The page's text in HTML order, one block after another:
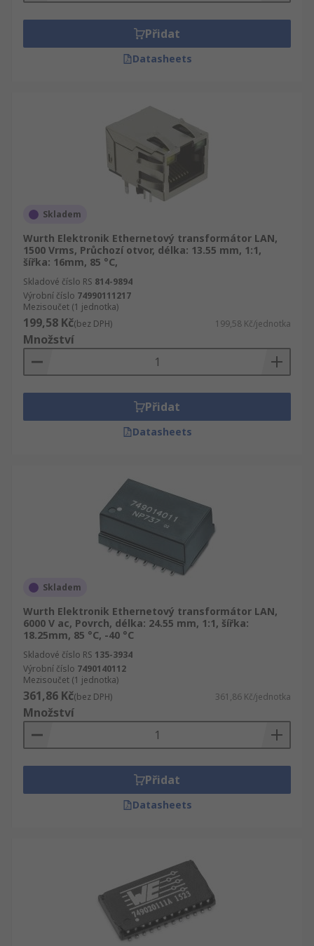
Přidat
Datasheets
Skladem
Wurth Elektronik Ethernetový transformátor LAN,
1500 Vrms, Průchozí otvor, délka: 13.55 mm, 1:1,
šířka: 16mm, 85 °C,
Skladové číslo RS 814-9894
Výrobní číslo 74990111217
Mezisoučet (1 jednotka)
199,58 Kč(bez DPH) 199,58 Kč/jednotka
Množství
Přidat
Datasheets
Skladem
Wurth Elektronik Ethernetový transformátor LAN,
6000 V ac, Povrch, délka: 24.55 mm, 1:1, šířka:
18.25mm, 85 °C, -40 °C
Skladové číslo RS 135-3934
Výrobní číslo 7490140112
Mezisoučet (1 jednotka)
361,86 Kč(bez DPH) 361,86 Kč/jednotka
Množství
Přidat
Datasheets